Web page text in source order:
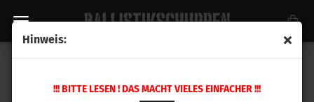
Hinweis:
!!! BITTE LESEN ! DAS MACHT VIELES EINFACHER !!!